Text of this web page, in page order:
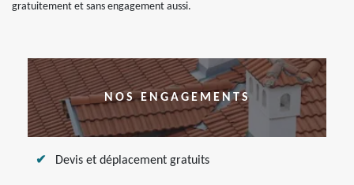
gratuitement et sans engagement aussi.
NOS ENGAGEMENTS
Devis et déplacement gratuits